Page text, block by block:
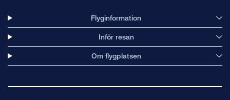
Flyginformation
Inför resan
Om flygplatsen